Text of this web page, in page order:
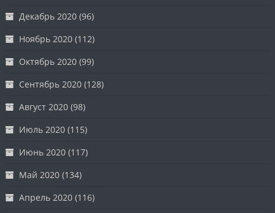
Декабрь 2020 (96)
Ноябрь 2020 (112)
Октябрь 2020 (99)
Сентябрь 2020 (128)
Август 2020 (98)
Июль 2020 (115)
Июнь 2020 (117)
Май 2020 (134)
Апрель 2020 (116)